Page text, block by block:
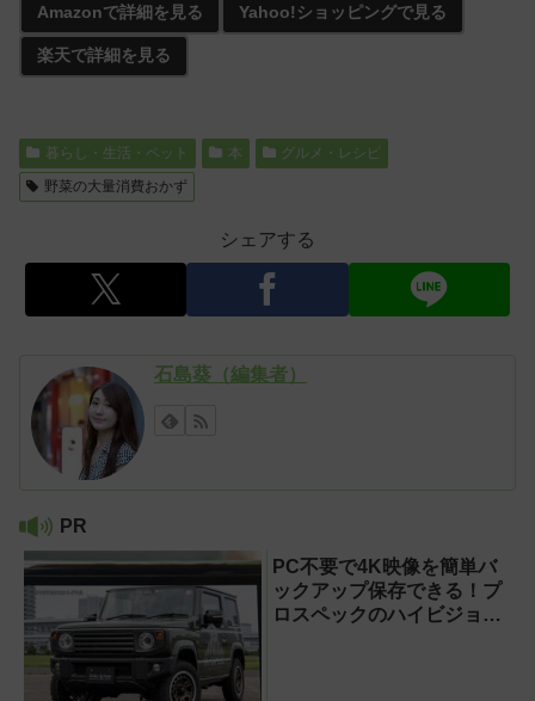
Amazonで詳細を見る Yahoo!ショッピングで見る
楽天で詳細を見る
暮らし・生活・ペット 本
グルメ・レシピ
野菜の大量消費おかず
シェアする
石島葵（編集者）
PR
PC不要で4K映像を簡単バ
ックアップ保存できる！プ
ロスペックのハイビジョン